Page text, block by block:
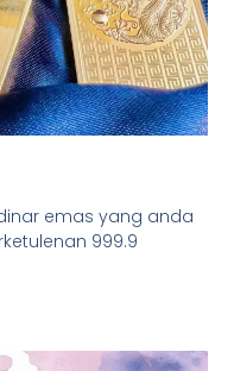
emas yang anda
999.9